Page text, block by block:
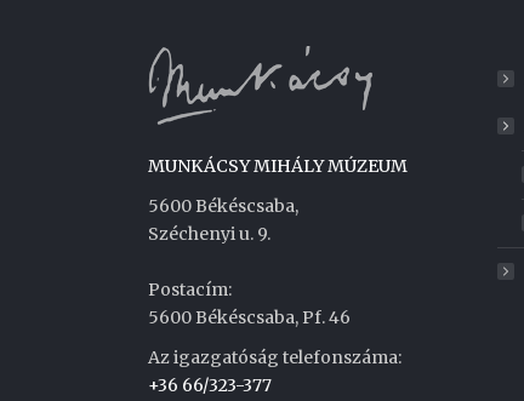
MUNKÁCSY MIHÁLY MÚZEUM
5600 Békéscsaba,
Széchenyi u. 9.
Postacím:
5600 Békéscsaba, Pf. 46
Az igazgatóság telefonszáma:
+36 66/323-377